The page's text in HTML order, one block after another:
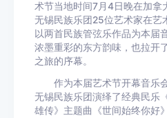
术节当地时间7月4日晚在加拿
无锡民族乐团25位艺术家在艺
以两首民族管弦乐作品为本届
浓墨重彩的东方韵味，也拉开
之旅的序幕。
作为本届艺术节开幕音乐会
无锡民族乐团演绎了经典民乐
雄传》主题曲《世间始终你好